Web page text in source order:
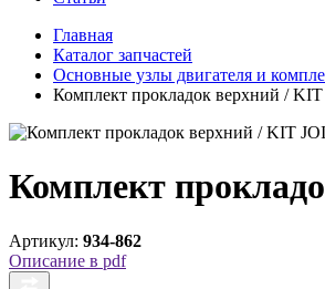
Главная
Каталог запчастей
Основные узлы двигателя и
Комплект прокладок верхний /
Комплект
Артикул: 934-862
Описание в pdf